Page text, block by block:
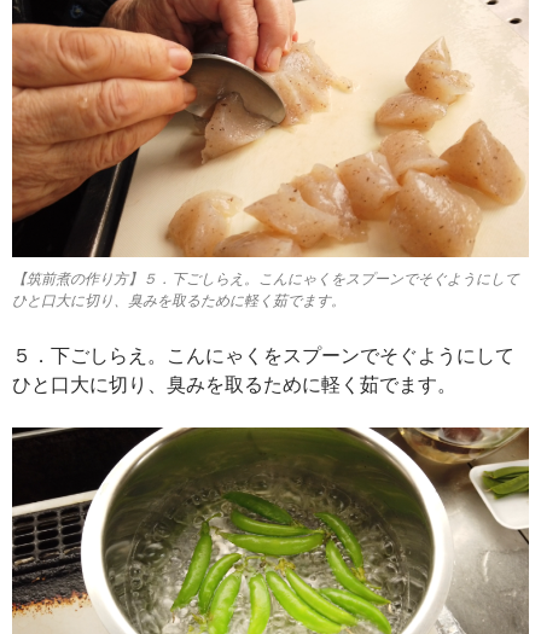
【筑前煮の作り方】５．下ごしらえ。こんにゃくをスプーンでそぐようにして
ひと口大に切り、臭みを取るために軽く茹でます。
５．下ごしらえ。こんにゃくをスプーンでそぐようにして
ひと口大に切り、臭みを取るために軽く茹でます。